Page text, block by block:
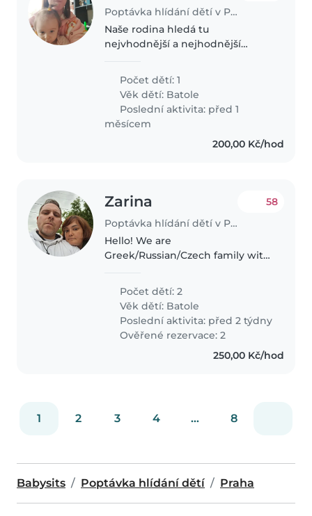
Poptávka hlídání dětí v Praha
Naše rodina hledá tu
nejvhodnější a nejhodnější
příkladem a není na ně zbrklá
aby měla ráda domácí mazlíčky a
dokázala se postarat o naší dceru
která je na mě..
Počet dětí: 1
Věk dětí: Batole
Poslední aktivita: před 1
měsícem
200,00 Kč/hod
Zarina
Poptávka hlídání dětí v Praha
58
Hello! We are
Greek/Russian/Czech family with
Prague. Our boys are 2.5 years
old, they are active, intelligent
and curious about the world
with no special..
Počet dětí: 2
Věk dětí: Batole
Poslední aktivita: před 2 týdny
Ověřené rezervace: 2
250,00 Kč/hod
1 2 3 4 ... 8
Babysits Poptávka hlídání dětí Praha